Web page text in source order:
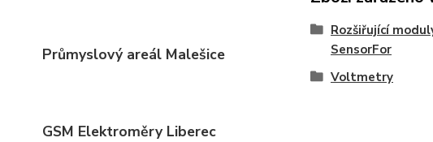
Průmyslový areál Malešice
GSM Elektroměry Liberec
Rozšiřující
SensorFor
Voltmetry